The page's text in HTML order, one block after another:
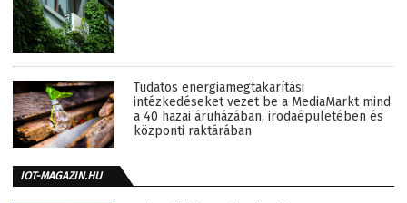
Tudatos energiamegtakarítási
intézkedéseket vezet be a MediaMarkt mind
a 40 hazai áruházában, irodaépületében és
központi raktárában
IOT-MAGAZIN.HU